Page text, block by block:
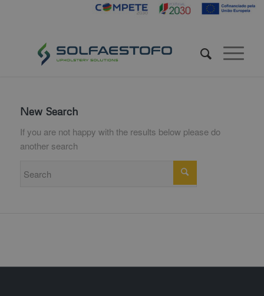
New Search
If you are not happy with the results below please do
another search